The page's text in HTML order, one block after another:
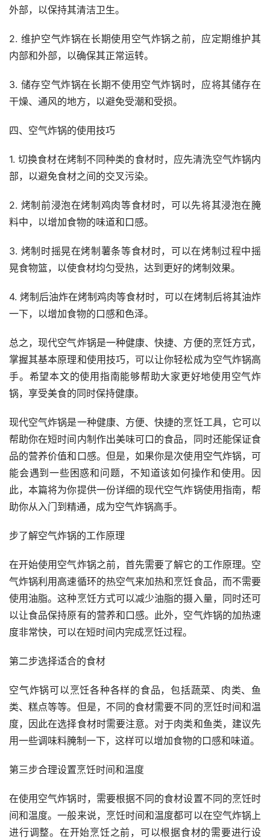
外部，以保持其清洁卫生。
2. 维护空气炸锅在长期使用空气炸锅之前，应定期维护其
内部和外部，以确保其正常运转。
3. 储存空气炸锅在长期不使用空气炸锅时，应将其储存在
干燥、通风的地方，以避免受潮和受损。
四、空气炸锅的使用技巧
1. 切换食材在烤制不同种类的食材时，应先清洗空气炸锅内
部，以避免食材之间的交叉污染。
2. 烤制前浸泡在烤制鸡肉等食材时，可以先将其浸泡在腌
料中，以增加食物的味道和口感。
3. 烤制时摇晃在烤制薯条等食材时，可以在烤制过程中摇
晃食物篮，以使食材均匀受热，达到更好的烤制效果。
4. 烤制后油炸在烤制鸡肉等食材时，可以在烤制后将其油炸
一下，以增加食物的口感和色泽。
总之，现代空气炸锅是一种健康、快捷、方便的烹饪方式，
掌握其基本原理和使用技巧，可以让你轻松成为空气炸锅高
手。希望本文的使用指南能够帮助大家更好地使用空气炸
锅，享受美食的同时保持健康。
现代空气炸锅是一种健康、方便、快捷的烹饪工具，它可以
帮助你在短时间内制作出美味可口的食品，同时还能保证食
品的营养价值和口感。但是，如果你是次使用空气炸锅，可
能会遇到一些困惑和问题，不知道该如何操作和使用。因
此，本篇将为你提供一份详细的现代空气炸锅使用指南，帮
助你从入门到精通，成为空气炸锅高手。
步了解空气炸锅的工作原理
在开始使用空气炸锅之前，首先需要了解它的工作原理。空
气炸锅利用高速循环的热空气来加热和烹饪食品，而不需要
使用油脂。这种烹饪方式可以减少油脂的摄入量，同时还可
以让食品保持原有的营养和口感。此外，空气炸锅的加热速
度非常快，可以在短时间内完成烹饪过程。
第二步选择适合的食材
空气炸锅可以烹饪各种各样的食品，包括蔬菜、肉类、鱼
类、糕点等等。但是，不同的食材需要不同的烹饪时间和温
度，因此在选择食材时需要注意。对于肉类和鱼类，建议先
用一些调味料腌制一下，这样可以增加食物的口感和味道。
第三步合理设置烹饪时间和温度
在使用空气炸锅时，需要根据不同的食材设置不同的烹饪时
间和温度。一般来说，烹饪时间和温度都可以在空气炸锅上
进行调整。在开始烹饪之前，可以根据食材的需要进行设